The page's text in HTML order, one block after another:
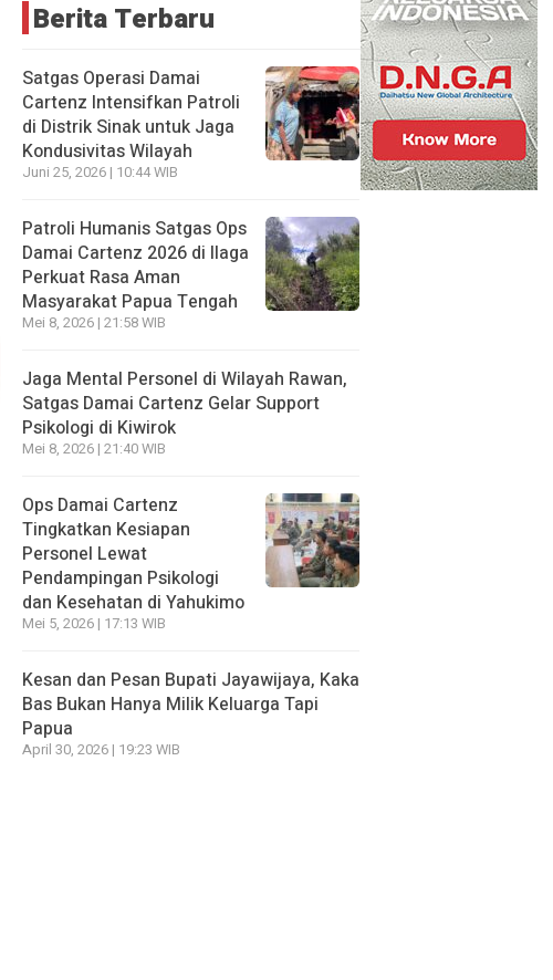
Berita Terbaru
Satgas Operasi Damai
Cartenz Intensifkan Patroli
di Distrik Sinak untuk Jaga
Kondusivitas Wilayah
Juni 25, 2026 | 10:44 WIB
Patroli Humanis Satgas Ops
Damai Cartenz 2026 di Ilaga
Perkuat Rasa Aman
Masyarakat Papua Tengah
Mei 8, 2026 | 21:58 WIB
Jaga Mental Personel di Wilayah Rawan,
Satgas Damai Cartenz Gelar Support
Psikologi di Kiwirok
Mei 8, 2026 | 21:40 WIB
Ops Damai Cartenz
Tingkatkan Kesiapan
Personel Lewat
Pendampingan Psikologi
dan Kesehatan di Yahukimo
Mei 5, 2026 | 17:13 WIB
Kesan dan Pesan Bupati Jayawijaya, Kaka
Bas Bukan Hanya Milik Keluarga Tapi
Papua
April 30, 2026 | 19:23 WIB